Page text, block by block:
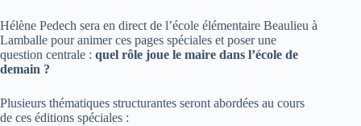
Hélène Pedech sera en direct de l’école élémentaire Beaulieu à
Lamballe pour animer ces pages spéciales et poser une
question centrale : quel rôle joue le maire dans l’école de
demain ?
Plusieurs thématiques structurantes seront abordées au cours
de ces éditions spéciales :